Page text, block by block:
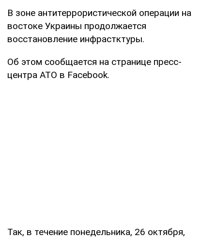
В зоне антитеррористической операции на
востоке Украины продолжается
восстановление инфрастктуры.
Об этом сообщается на странице пресс-
центра АТО в Facebook.
Так, в течение понедельника, 26 октября,